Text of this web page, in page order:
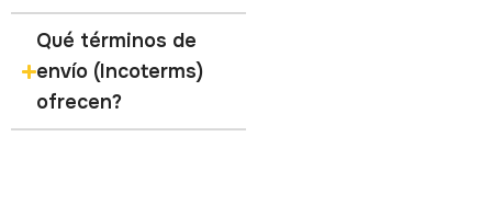
Qué términos de
envío (Incoterms)
ofrecen?